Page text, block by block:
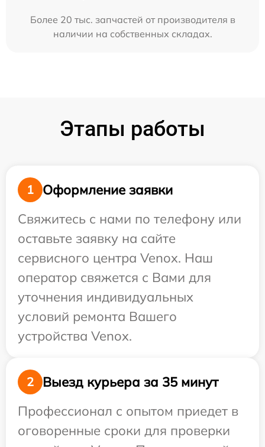
Более 20 тыс. запчастей от производителя в
наличии на собственных складах.
Этапы работы
1
Оформление заявки
Свяжитесь с нами по телефону или
оставьте заявку на сайте
сервисного центра Venox. Наш
оператор свяжется с Вами для
уточнения индивидуальных
условий ремонта Вашего
устройства Venox.
2
Выезд курьера за 35 минут
Профессионал с опытом приедет в
оговоренные сроки для проверки